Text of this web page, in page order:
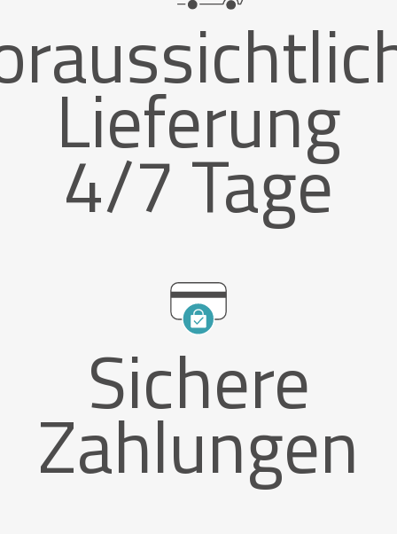
Lieferung
4/7 Tage
Sichere
Zahlungen